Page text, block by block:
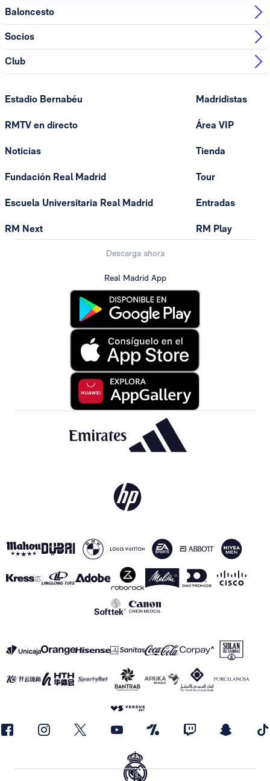
Baloncesto
Socios
Club
Estadio Bernabéu
RMTV en directo
Noticias
Fundación Real Madrid
Escuela Universitaria Real Madrid
RM Next
Madridistas
Área VIP
Tienda
Tour
Entradas
RM Play
Descarga ahora
Real Madrid App